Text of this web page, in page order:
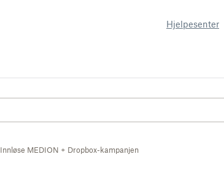
Hjelpesenter
Innløse MEDION + Dropbox-kampanjen